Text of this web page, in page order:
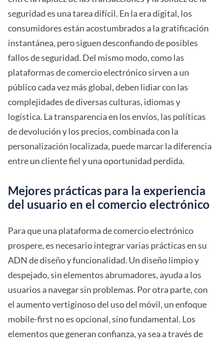
seguridad es una tarea difícil. En la era digital, los
consumidores están acostumbrados a la gratificación
instantánea, pero siguen desconfiando de posibles
fallos de seguridad. Del mismo modo, como las
plataformas de comercio electrónico sirven a un
público cada vez más global, deben lidiar con las
complejidades de diversas culturas, idiomas y
logística. La transparencia en los envíos, las políticas
de devolución y los precios, combinada con la
personalización localizada, puede marcar la diferencia
entre un cliente fiel y una oportunidad perdida.
Mejores prácticas para la experiencia
del usuario en el comercio electrónico
Para que una plataforma de comercio electrónico
prospere, es necesario integrar varias prácticas en su
ADN de diseño y funcionalidad. Un diseño limpio y
despejado, sin elementos abrumadores, ayuda a los
usuarios a navegar sin problemas. Por otra parte, con
el aumento vertiginoso del uso del móvil, un enfoque
mobile-first no es opcional, sino fundamental. Los
elementos que generan confianza, ya sea a través de